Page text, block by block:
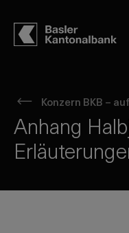
Konzern BKB –
Anhang